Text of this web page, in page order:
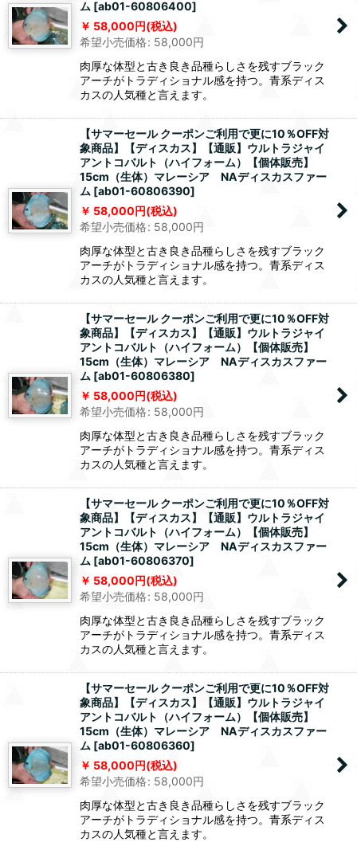
ム [ab01-60806400]
58,000円(税込)
希望小売価格: 58,000円
肉厚な体型と古き良き品種らしさを残すブラック
アーチがトラディショナル感を持つ。青系ディス
カスの人気種と言えます。
【サマーセール クーポンご利用で更に10％OFF対
象商品】【ディスカス】【通販】ウルトラジャイ
アントコバルト（ハイフォーム）【個体販売】
15cm（生体）マレーシア NAディスカスファー
ム [ab01-60806390]
58,000円(税込)
希望小売価格: 58,000円
肉厚な体型と古き良き品種らしさを残すブラック
アーチがトラディショナル感を持つ。青系ディス
カスの人気種と言えます。
【サマーセール クーポンご利用で更に10％OFF対
象商品】【ディスカス】【通販】ウルトラジャイ
アントコバルト（ハイフォーム）【個体販売】
15cm（生体）マレーシア NAディスカスファー
ム [ab01-60806380]
58,000円(税込)
希望小売価格: 58,000円
肉厚な体型と古き良き品種らしさを残すブラック
アーチがトラディショナル感を持つ。青系ディス
カスの人気種と言えます。
【サマーセール クーポンご利用で更に10％OFF対
象商品】【ディスカス】【通販】ウルトラジャイ
アントコバルト（ハイフォーム）【個体販売】
15cm（生体）マレーシア NAディスカスファー
ム [ab01-60806370]
58,000円(税込)
希望小売価格: 58,000円
肉厚な体型と古き良き品種らしさを残すブラック
アーチがトラディショナル感を持つ。青系ディス
カスの人気種と言えます。
【サマーセール クーポンご利用で更に10％OFF対
象商品】【ディスカス】【通販】ウルトラジャイ
アントコバルト（ハイフォーム）【個体販売】
15cm（生体）マレーシア NAディスカスファー
ム [ab01-60806360]
58,000円(税込)
希望小売価格: 58,000円
肉厚な体型と古き良き品種らしさを残すブラック
アーチがトラディショナル感を持つ。青系ディス
カスの人気種と言えます。